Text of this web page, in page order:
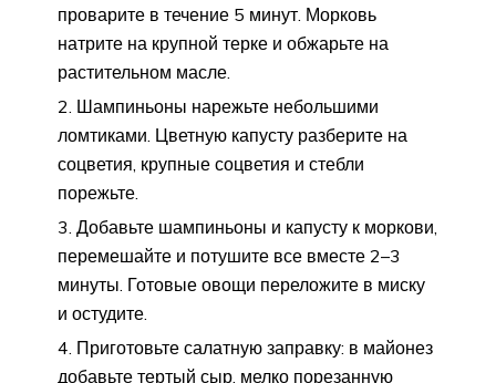
проварите в течение 5 минут. Морковь
натрите на крупной терке и обжарьте на
растительном масле.
Шампиньоны нарежьте небольшими
ломтиками. Цветную капусту разберите на
соцветия, крупные соцветия и стебли
порежьте.
Добавьте шампиньоны и капусту к моркови,
перемешайте и потушите все вместе 2–3
минуты. Готовые овощи переложите в миску
и остудите.
Приготовьте салатную заправку: в майонез
добавьте тертый сыр, мелко порезанную